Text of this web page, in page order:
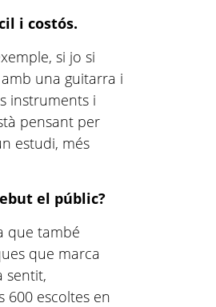
i costós.
si jo si
una guitarra i
instruments i
pensant per
estudi, més
el públic?
que també
que marca
sentit,
600 escoltes en